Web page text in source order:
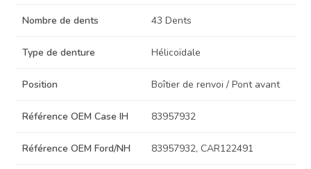
Nombre de dents 43 Dents
Type de denture Hélicoïdale
Position Boîtier de renvoi / Pont avant
Référence OEM Case IH 83957932
Référence OEM Ford/NH 83957932, CAR122491